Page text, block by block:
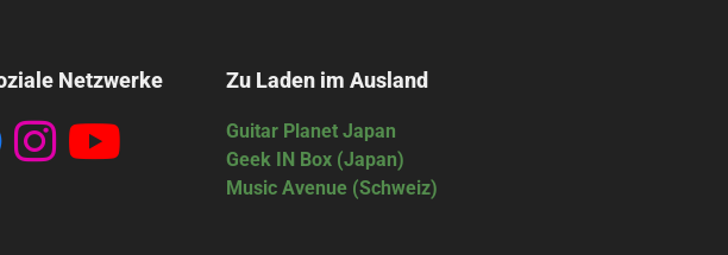
Netzwerke Zu Laden im Ausland
Guitar Planet Japan
Geek IN Box (Japan)
Music Avenue (Schweiz)